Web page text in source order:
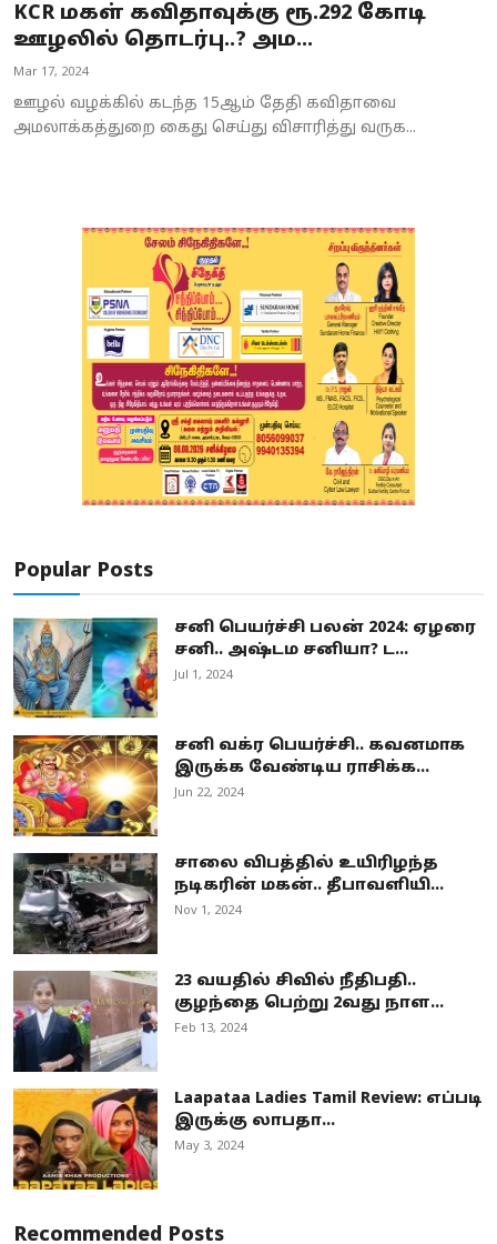
Astrology
Spirituality
Weather
KCR மகள் கவிதாவுக்கு ரூ.292 கோடி
ஊழலில் தொடர்பு..? அம...
Mar 17, 2024
ஊழல் வழக்கில் கடந்த 15ஆம் தேதி கவிதாவை
அமலாக்கத்துறை கைது செய்து விசாரித்து வருக...
Popular Posts
சனி பெயர்ச்சி பலன் 2024: ஏழரை
சனி.. அஷ்டம சனியா? ட...
Jul 1, 2024
சனி வக்ர பெயர்ச்சி.. கவனமாக
இருக்க வேண்டிய ராசிக்க...
Jun 22, 2024
சாலை விபத்தில் உயிரிழந்த
நடிகரின் மகன்.. தீபாவளியி...
Nov 1, 2024
23 வயதில் சிவில் நீதிபதி..
குழந்தை பெற்று 2வது நாள...
Feb 13, 2024
Laapataa Ladies Tamil Review: எப்படி
இருக்கு லாபதா...
May 3, 2024
Recommended Posts